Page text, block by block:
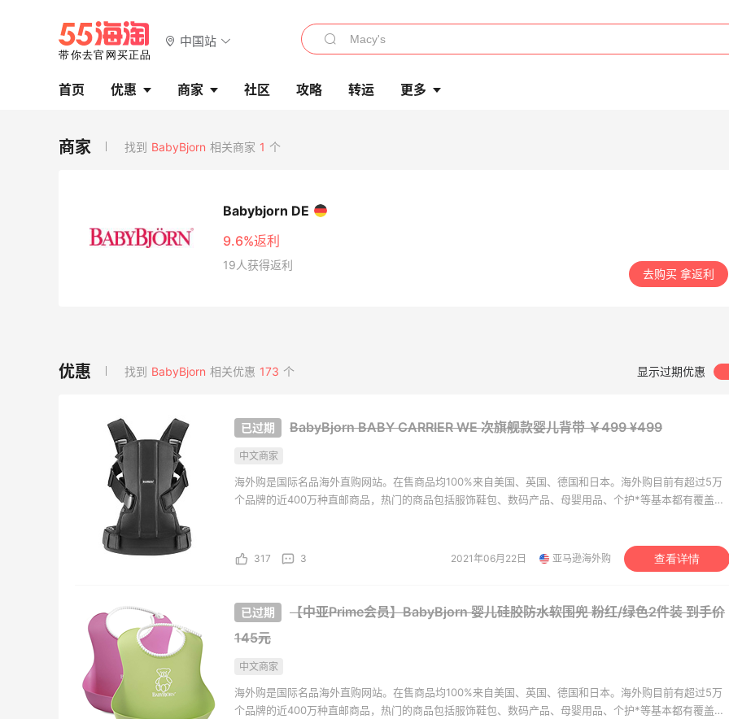
中国站
首页 优惠 商家 社区 攻略 转运 更多
找到 BabyBjorn 相关商家 1 个
Babybjorn DE
9.6%返利
19人获得返利
去购买 拿返利
找到 BabyBjorn 相关优惠 173 个 显示过期优惠
BabyBjorn BABY CARRIER WE 次旗舰款婴儿背带 ￥499¥499
中文商家
海外购是国际名品海外直购网站。在售商品均100%来自美国、英国、德国和日本。海外购目前有超过5万
个品牌的近400万种直邮商品，热门的商品包括服饰鞋包、数码产品、母婴用品、个护*等基本都有覆盖。
317 3 2021年06月22日 亚马逊海外购 查看详情
【中亚Prime会员】BabyBjorn 婴儿硅胶防水软围兜 粉红/绿色2件装到手价
145元
中文商家
海外购是国际名品海外直购网站。在售商品均100%来自美国、英国、德国和日本。海外购目前有超过5万
个品牌的近400万种直邮商品，热门的商品包括服饰鞋包、数码产品、母婴用品、个护*等基本都有覆盖。
网：美妆礼遇！满$150立省
Bobbi Brown
Bloomingdales：时尚热
卖！入手珑骧、Tory
Burch、拉夫劳伦等
每满$100返$25礼卡
Bloomingdales
低至6折
Columbia Sportswear
Bloomingdales：美妆大
促！入手 Dior、Prada、TF
ZIMMERMAN 等
享额外9折
13天2小时
Macy's：Lancome 兰蔻美
妆大促低至5折 满赠三重好
低至5折+部分额外8.5折
2天11小时
购日常保健、健身补剂、护
肤洗护等
无门槛7.5折
5天2小时
Macy's：返校季大促 精
装热卖 部分尺码成人可穿
Macy's
低至4折+额外8折
低至5折 8/7更新